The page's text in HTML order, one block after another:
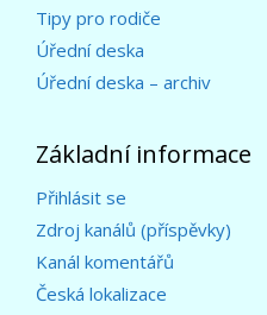
Tipy pro rodiče
Úřední deska
Úřední deska – archiv
Základní informace
Přihlásit se
Zdroj kanálů (příspěvky)
Kanál komentářů
Česká lokalizace